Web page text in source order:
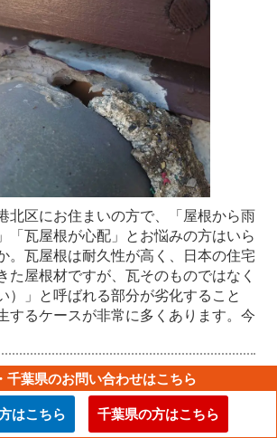
北区にお住まいの方で、「屋根から雨
「瓦屋根が心配」とお悩みの方はいら
。瓦屋根は耐久性が高く、日本の住宅
た屋根材ですが、瓦そのものではなく
）」と呼ばれる部分が劣化すること
するケースが非常に多くあります。今
その他のブログ一覧→
千葉県のお問い合わせはこちら
はこちら 千葉県の方はこちら